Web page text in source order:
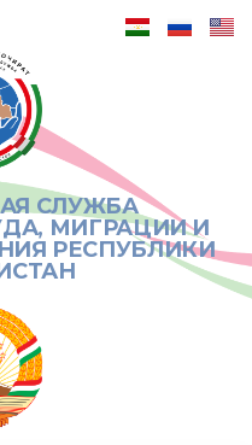
СЛУЖБА
МИГРАЦИИ И
РЕСПУБЛИКИ